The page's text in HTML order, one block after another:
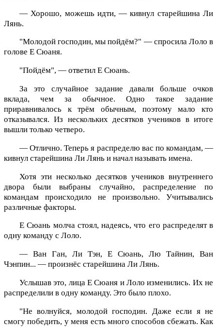
— Хорошо, можешь идти, — кивнул старейшина Ли
Лянь.
"Молодой господин, мы пойдём?" — спросила Лоло в
голове Е Сюаня.
"Пойдём", — ответил Е Сюань.
За это случайное задание давали больше очков
вклада, чем за обычное. Одно такое задание
приравнивалось к трём обычным, поэтому мало кто
отказывался. Из нескольких десятков учеников в итоге
вышли только четверо.
— Отлично. Теперь я распределю вас по командам, —
кивнул старейшина Ли Лянь и начал называть имена.
Хотя эти несколько десятков учеников внутреннего
двора были выбраны случайно, распределение по
командам происходило не произвольно. Учитывались
различные факторы.
Е Сюань молча стоял, надеясь, что его распределят в
одну команду с Лоло.
— Ван Ган, Ли Тэн, Е Сюань, Лю Тайнин, Ван
Чэнпин... — произнёс старейшина Ли Лянь.
Услышав это, лица Е Сюаня и Лоло изменились. Их не
распределили в одну команду. Это было плохо.
"Не волнуйся, молодой господин. Даже если я не
смогу победить, у меня есть много способов сбежать. Как